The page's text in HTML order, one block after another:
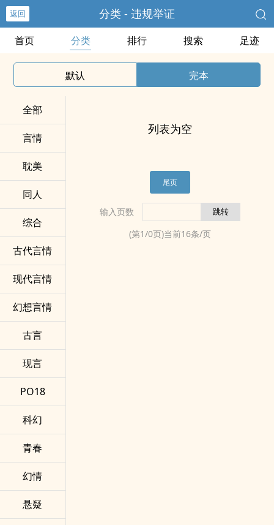
返回 分类 - 违规举证
首页 分类 排行 搜索 足迹
默认 完本
全部
言情
耽美
同人
综合
古代言情
现代言情
幻想言情
古言
现言
PO18
科幻
青春
幻情
悬疑
列表为空
尾页
输入页数
(第1/0页)当前16条/页